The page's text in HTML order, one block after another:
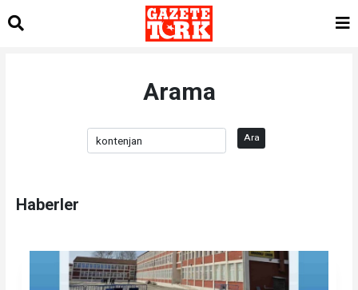
Arama
Ara
Haberler